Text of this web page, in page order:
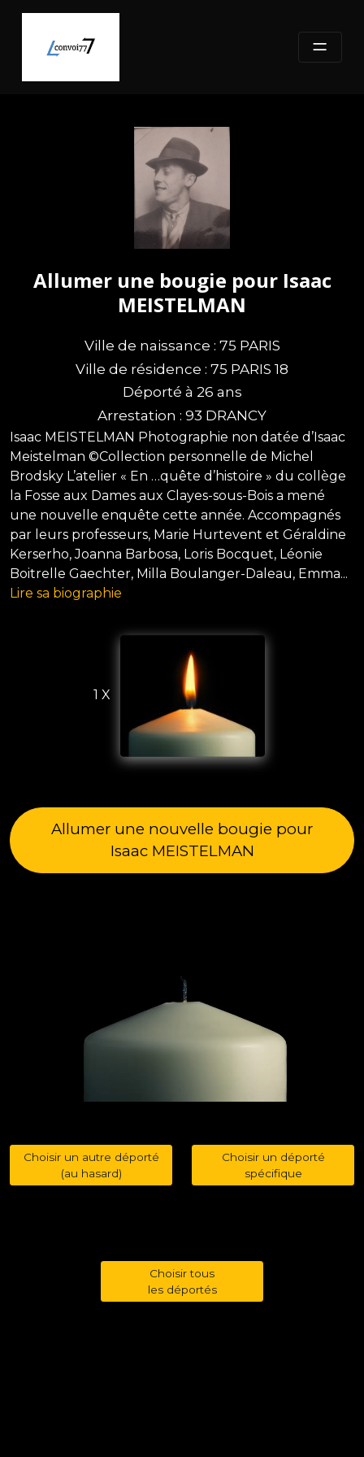
content
Allumer une bougie pour Isaac
MEISTELMAN
Ville de naissance : 75 PARIS
Ville de résidence : 75 PARIS 18
Déporté à 26 ans
Arrestation : 93 DRANCY
Isaac MEISTELMAN Photographie non datée d’Isaac
Meistelman ©Collection personnelle de Michel
Brodsky L’atelier « En …quête d’histoire » du collège
la Fosse aux Dames aux Clayes-sous-Bois a mené
une nouvelle enquête cette année. Accompagnés
par leurs professeurs, Marie Hurtevent et Géraldine
Kerserho, Joanna Barbosa, Loris Bocquet, Léonie
Boitrelle Gaechter, Milla Boulanger-Daleau, Emma...
Lire sa biographie
1 X
Allumer une nouvelle bougie pour
Isaac MEISTELMAN
Choisir un autre déporté
(au hasard)
Choisir un déporté
spécifique
Choisir tous
les déportés